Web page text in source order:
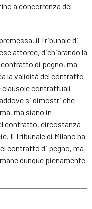
a concorrenza del
il Tribunale di
attoree, dichiarando la
di pegno, ma
la validità del contratto
clausole contrattuali
si dimostri che
ma siano in
contratto, circostanza
Il Tribunale di Milano ha
contratto di pegno, ma
dunque pienamente